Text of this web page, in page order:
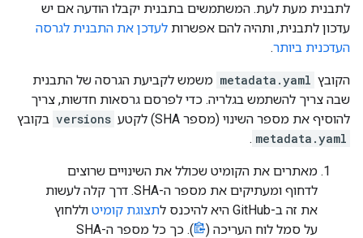
לתבנית מעת לעת. המשתמשים בתבנית יקבלו הודעה אם יש
עדכון לתבנית, ותהיה להם אפשרות לעדכן את התבנית לגרסה
העדכנית ביותר.
הקובץ metadata.yaml משמש לקביעת הגרסה של התבנית
שבה צריך להשתמש בגלריה. כדי לפרסם גרסאות חדשות, צריך
להוסיף את מספר השינוי (מספר SHA) לקטע
versions בקובץ
metadata.yaml
.
מאתרים את הקומיט שכולל את השינויים שרוצים
לדחוף ומעתיקים את מספר ה-SHA. דרך קלה לעשות
את זה ב-GitHub היא להיכנס ל
תצוגת קומיט וללחוץ
על סמל לוח העריכה (
). כך כל מספר ה-SHA